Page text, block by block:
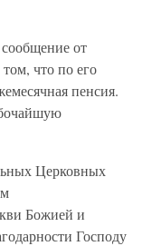
от
что по его
пенсия.
Церковных
Божией и
Господу